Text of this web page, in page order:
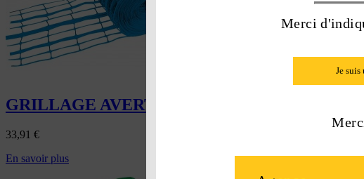
Merci
Je suis
GRILLAGE AVERTISSEUR BLEU
33,91 €
En savoir plus